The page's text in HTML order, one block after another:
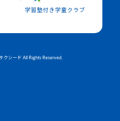
学習塾付き学童クラブ
シード All Rights Reserved.